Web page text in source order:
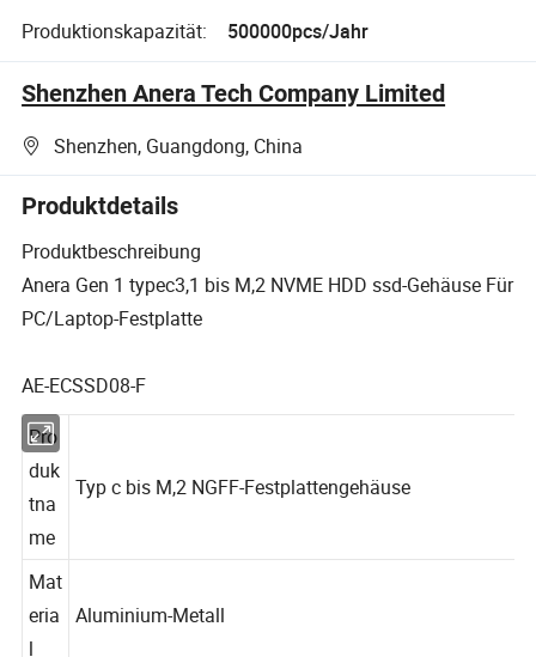
Produktionskapazität:
500000pcs/Jahr
Shenzhen Anera Tech Company Limited
Shenzhen, Guangdong, China
Produktdetails
Produktbeschreibung
Anera Gen 1 typec3,1 bis M,2 NVME HDD ssd-Gehäuse Für
PC/Laptop-Festplatte
AE-ECSSD08-F
Pro
duk
tna
me
Mat
eria